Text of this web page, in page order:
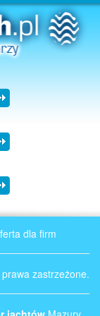
dla firm
zastrzeżone.